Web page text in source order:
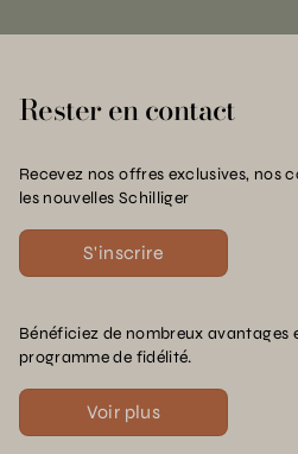
Rester en contact
Recevez nos offres exclusives, nos
les nouvelles Schilliger
S'inscrire
Bénéficiez de nombreux avantages
programme de fidélité.
Voir plus